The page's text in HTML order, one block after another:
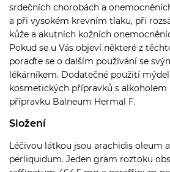
srdečních chorobách a
a při vysokém krevním tlaku, při
kůže a akutních kožních
Pokud se u Vás objeví některé z
poraďte se o dalším používání se
lékárníkem. Dodatečné použití
kosmetických přípravků s
přípravku Balneum Hermal F.
Složení
Léčivou látkou jsou arachidis oleum
perliquidum. Jeden gram roztoku